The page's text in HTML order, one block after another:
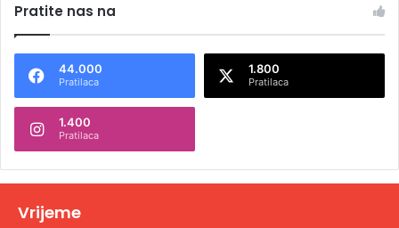
t
n
t
v
Pratite nas na
44.000
Pratilaca
1.800
Pratilaca
1.400
Pratilaca
Vrijeme